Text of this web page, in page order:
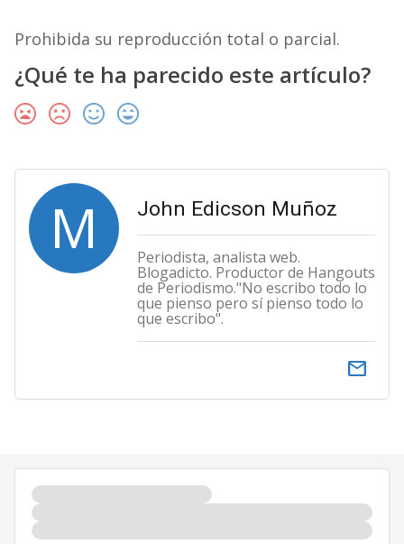
Prohibida su reproducción total o parcial.
¿Qué te ha parecido este artículo?
M John Edicson Muñoz
Periodista, analista web.
Blogadicto. Productor de Hangouts
de Periodismo."No escribo todo lo
que pienso pero sí pienso todo lo
que escribo".
email